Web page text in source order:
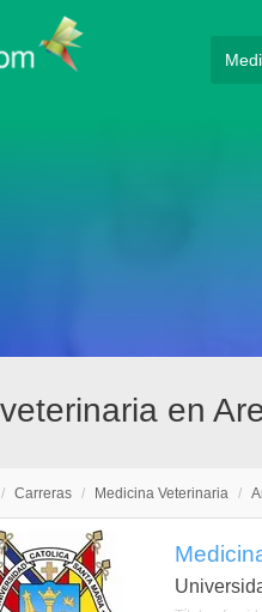
en
/ Carreras / Medicina Veterinaria /